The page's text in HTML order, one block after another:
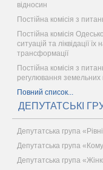
відносин
Постійна комісія з
Постійна комісія
ситуацій та ліквідації їх
трансформації
Постійна комісія з
регулювання земельних
Повний список...
ДЕПУТАТСЬКІ
Депутатська група
Депутатська група
Депутатська група